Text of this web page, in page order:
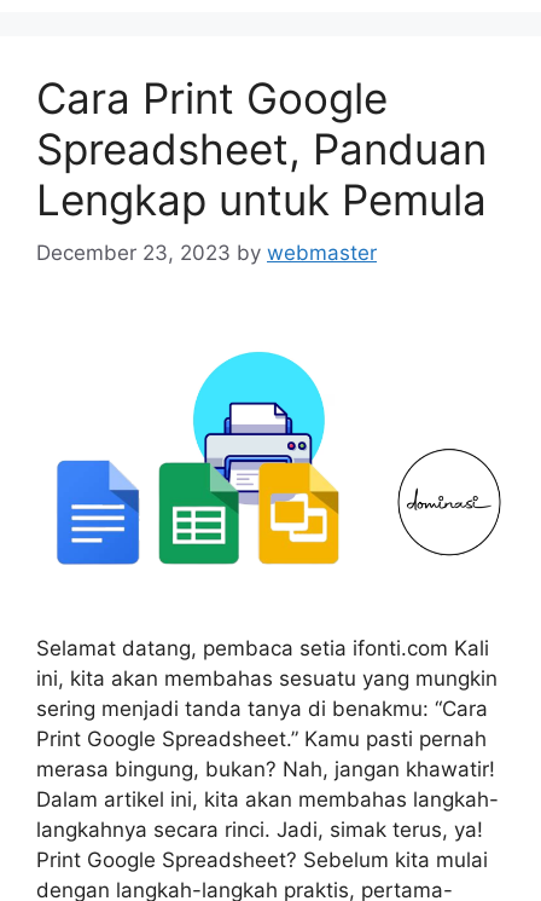
Cara Print Google
Spreadsheet, Panduan
Lengkap untuk Pemula
December 23, 2023 by webmaster
Selamat datang, pembaca setia ifonti.com Kali
ini, kita akan membahas sesuatu yang mungkin
sering menjadi tanda tanya di benakmu: “Cara
Print Google Spreadsheet.” Kamu pasti pernah
merasa bingung, bukan? Nah, jangan khawatir!
Dalam artikel ini, kita akan membahas langkah-
langkahnya secara rinci. Jadi, simak terus, ya!
Print Google Spreadsheet? Sebelum kita mulai
dengan langkah-langkah praktis, pertama-